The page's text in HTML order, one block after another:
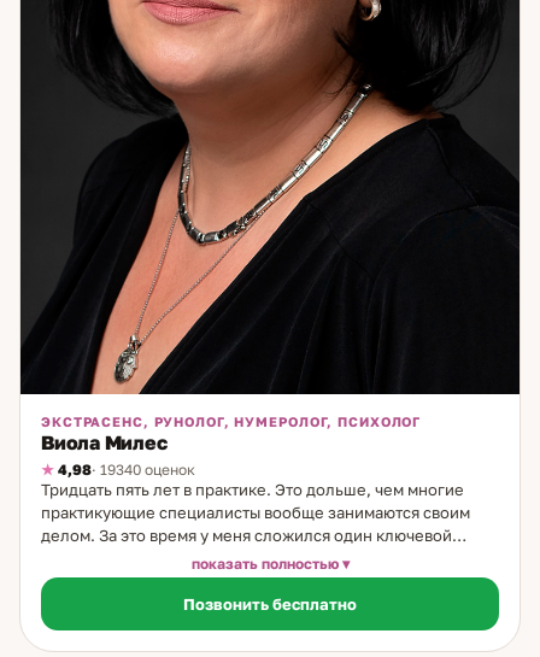
ЭКСТРАСЕНС, РУНОЛОГ, НУМЕРОЛОГ, ПСИХОЛОГ
Виола Милес
4,98· 19340 оценок
Тридцать пять лет в практике. Это дольше, чем многие
практикующие специалисты вообще занимаются своим
делом. За это время у меня сложился один ключевой
фокус: повторяющиеся жизненные сценарии. Ко мне
приходят, когда одна и та же история повторяется снова и
снова. В отношениях: выбираешь разных людей — история
одна. В деньгах: зарабатываешь — и снова ноль. В жизни:
меняешь место, работу, окружение — а внутри то же
показать полностью
Позвонить бесплатно